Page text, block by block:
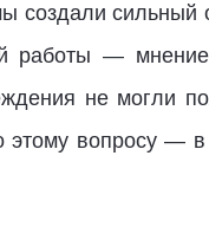
создали сильный
работы —
не могли
этому вопросу —